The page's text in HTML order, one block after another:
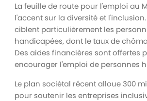
La feuille de route pour l'emploi au
l'accent sur la diversité et l'inclusion.
ciblent particulièrement les
handicapées, dont le taux de
Des aides financières sont offertes
encourager l'emploi de personnes
Le plan sociétal récent alloue 300
pour soutenir les entreprises